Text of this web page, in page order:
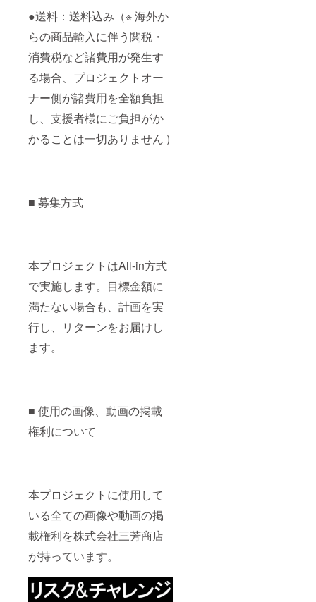
●送料：送料込み（※ 海外か
らの商品輸入に伴う関税・
消費税など諸費用が発生す
る場合、プロジェクトオー
ナー側が諸費用を全額負担
し、支援者様にご負担がか
かることは一切ありません )
■ 募集方式
本プロジェクトはAll-in方式
で実施します。目標金額に
満たない場合も、計画を実
行し、リターンをお届けし
ます。
■ 使用の画像、動画の掲載
権利について
本プロジェクトに使用して
いる全ての画像や動画の掲
載権利を株式会社三芳商店
が持っています。